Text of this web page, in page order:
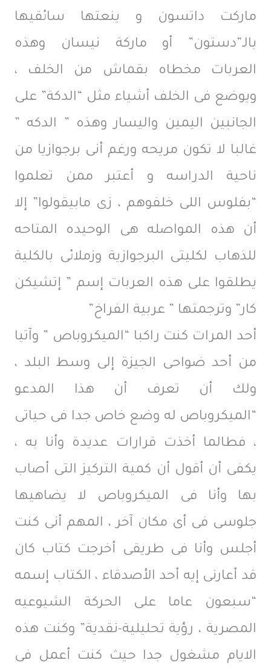
ماركت داتسون و ينعتها سائقيها
بالـ”دستون” أو ماركة نيسان وهذه
العربات مخطاه بقماش من الخلف ،
ويوضع فى الخلف أشياء مثل “الدكة” على
الجانبين اليمين واليسار وهذه ” الدكه ”
غالبا لا تكون مريحه ورغم أنى برجوازيا من
ناحية الدراسه و أعتبر ممن تعلموا
“بفلوس اللى خلفوهم ، زى مابيقولوا” إلا
أن هذه المواصله هى الوحيده المتاحه
للذهاب لكليتى البرجوازية وزملائى بالكلية
يطلقوا على هذه العربات إسم ” إتشيكن
كار” وترجمتها ” عربية الفراخ”
أحد المرات كنت راكبا “الميكروباص ” وآتيا
من أحد ضواحى الجيزة إلى وسط البلد ،
ولك أن تعرف أن هذا المدعو
“الميكروباص له وضع خاص جدا فى حياتى
، فطالما أخذت قرارات عديدة وأنا به ،
يكفى أن أقول أن كمية التركيز التى أصاب
بها وأنا فى الميكروباص لا يضاهيها
جلوسى فى أى مكان آخر ، المهم أنى كنت
أجلس وأنا فى طريقى أخرجت كتاب كان
قد أعارنى إيه أحد الأصدقاء ، الكتاب إسمه
“سبعون عاما على الحركة الشيوعيه
المصرية ، رؤية تحليلية-نقدية” وكنت هذه
الايام مشغول جدا حيث كنت أعمل فى